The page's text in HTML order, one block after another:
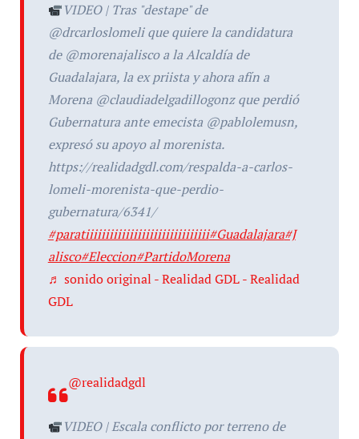
VIDEO | Tras "destape" de
@drcarloslomeli que quiere la candidatura
de @morenajalisco a la Alcaldía de
Guadalajara, la ex priista y ahora afín a
Morena @claudiadelgadillogonz que perdió
Gubernatura ante emecista @pablolemusn,
expresó su apoyo al morenista.
https://realidadgdl.com/respalda-a-carlos-
lomeli-morenista-que-perdio-
gubernatura/6341/
#paratiiiiiiiiiiiiiiiiiiiiiiiiiiiiiii#Guadalajara#J
alisco#Eleccion#PartidoMorena
♬ sonido original - Realidad GDL - Realidad
GDL
@realidadgdl
VIDEO | Escala conflicto por terreno de